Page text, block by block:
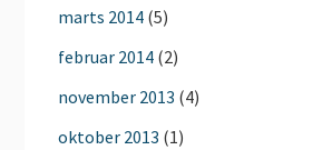
marts 2014 (5)
februar 2014 (2)
november 2013 (4)
oktober 2013 (1)